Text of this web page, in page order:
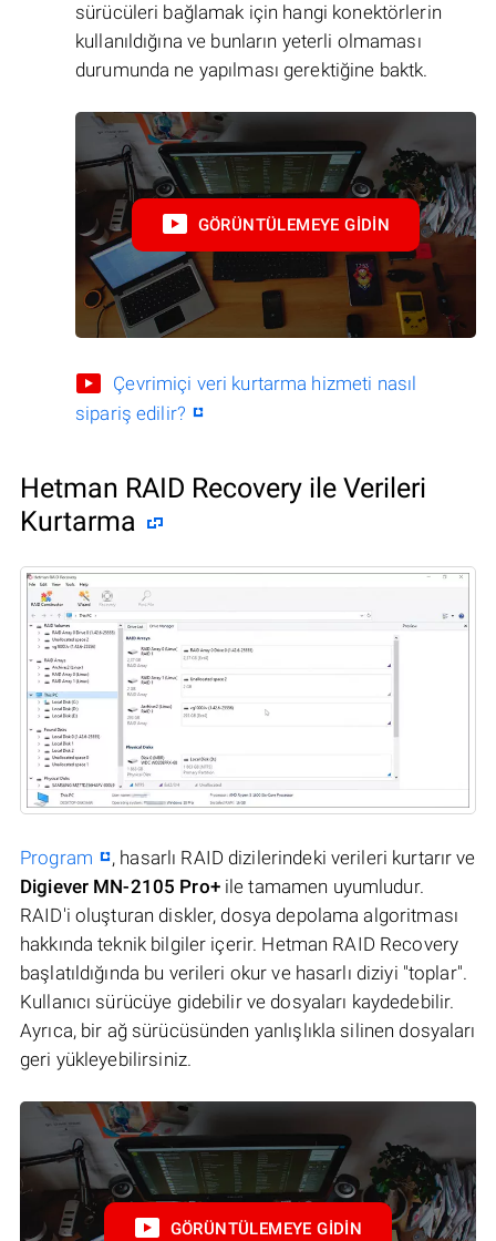
sürücüleri bağlamak için hangi konektörlerin
kullanıldığına ve bunların yeterli olmaması
durumunda ne yapılması gerektiğine baktk.
GÖRÜNTÜLEMEYE GIDIN
Çevrimiçi veri kurtarma hizmeti nasıl
sipariş edilir?
Hetman RAID Recovery ile Verileri
Kurtarma
Program
, hasarlı RAID dizilerindeki verileri kurtarır ve
Digiever MN-2105 Pro+ile tamamen uyumludur.
RAID'i oluşturan diskler, dosya depolama algoritması
hakkında teknik bilgiler içerir. Hetman RAID Recovery
başlatıldığında bu verileri okur ve hasarlı diziyi "toplar".
Kullanıcı sürücüye gidebilir ve dosyaları kaydedebilir.
Ayrıca, bir ağ sürücüsünden yanlışlıkla silinen dosyaları
geri yükleyebilirsiniz.
GÖRÜNTÜLEMEYE GIDIN